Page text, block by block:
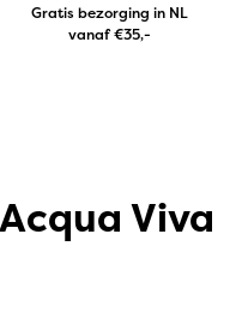
Gratis bezorging in NL
vanaf €35,-
Viva